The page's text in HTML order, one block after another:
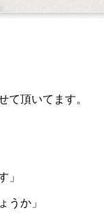
て頂いてます。
」
うか」